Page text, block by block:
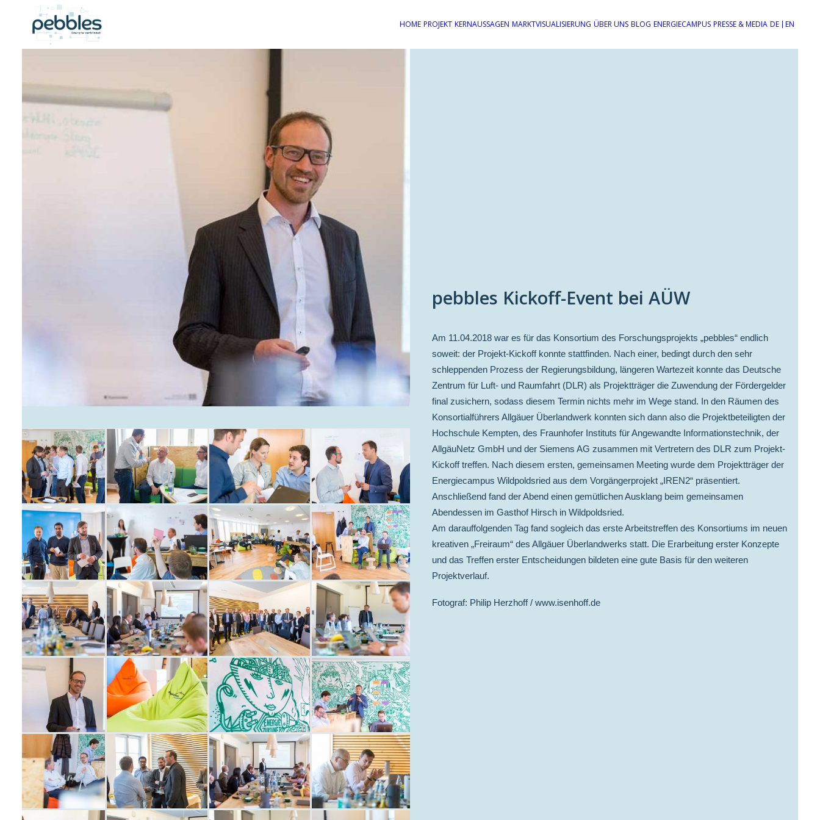
HOME PROJEKT KERNAUSSAGEN MARKTVISUALISIERUNG ÜBER UNS BLOG ENERGIECAMPUS PRESSE & MEDIA DE EN
pebbles Kickoff-Event bei AÜW
Am 11.04.2018 war es für das Konsortium des Forschungsprojekts „pebbles“ endlich
soweit: der Projekt-Kickoff konnte stattfinden. Nach einer, bedingt durch den sehr
schleppenden Prozess der Regierungsbildung, längeren Wartezeit konnte das Deutsche
Zentrum für Luft- und Raumfahrt (DLR) als Projektträger die Zuwendung der Fördergelder
final zusichern, sodass diesem Termin nichts mehr im Wege stand. In den Räumen des
Konsortialführers Allgäuer Überlandwerk konnten sich dann also die Projektbeteiligten der
Hochschule Kempten, des Fraunhofer Instituts für Angewandte Informationstechnik, der
AllgäuNetz GmbH und der Siemens AG zusammen mit Vertretern des DLR zum Projekt-
Kickoff treffen. Nach diesem ersten, gemeinsamen Meeting wurde dem Projektträger der
Energiecampus Wildpoldsried aus dem Vorgängerprojekt „IREN2“ präsentiert.
Anschließend fand der Abend einen gemütlichen Ausklang beim gemeinsamen
Abendessen im Gasthof Hirsch in Wildpoldsried.
Am darauffolgenden Tag fand sogleich das erste Arbeitstreffen des Konsortiums im neuen
kreativen „Freiraum“ des Allgäuer Überlandwerks statt. Die Erarbeitung erster Konzepte
und das Treffen erster Entscheidungen bildeten eine gute Basis für den weiteren
Projektverlauf.
Fotograf: Philip Herzhoff / www.isenhoff.de